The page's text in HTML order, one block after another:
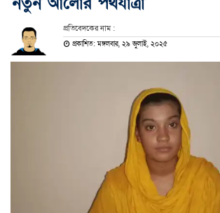
প্রতিবেদকের নাম :
প্রকাশিত: মঙ্গলবার, ২৯ জুলাই, ২০২৫